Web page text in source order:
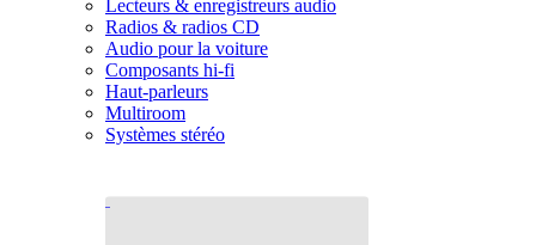
Lecteurs & enregistreurs audio
Radios & radios CD
Audio pour la voiture
Composants hi-fi
Haut-parleurs
Multiroom
Systèmes stéréo